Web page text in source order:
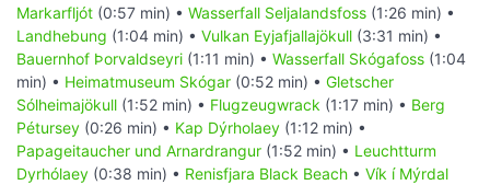
Markarfljót (0:57 min) • Wasserfall Seljalandsfoss (1:26 min) •
Landhebung (1:04 min) • Vulkan Eyjafjallajökull (3:31 min) •
Bauernhof Þorvaldseyri (1:11 min) • Wasserfall Skógafoss (1:04
min) • Heimatmuseum Skógar (0:52 min) • Gletscher
Sólheimajökull (1:52 min) • Flugzeugwrack (1:17 min) • Berg
Pétursey (0:26 min) • Kap Dýrholaey (1:12 min) •
Papageitaucher und Arnardrangur (1:52 min) • Leuchtturm
Dyrhólaey (0:38 min) • Renisfjara Black Beach • Vík í Mýrdal